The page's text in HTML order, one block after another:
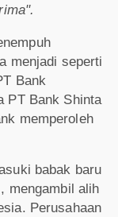
menjadi seperti
Bank
PT Bank Shinta
memperoleh
babak baru
mengambil alih
Perusahaan